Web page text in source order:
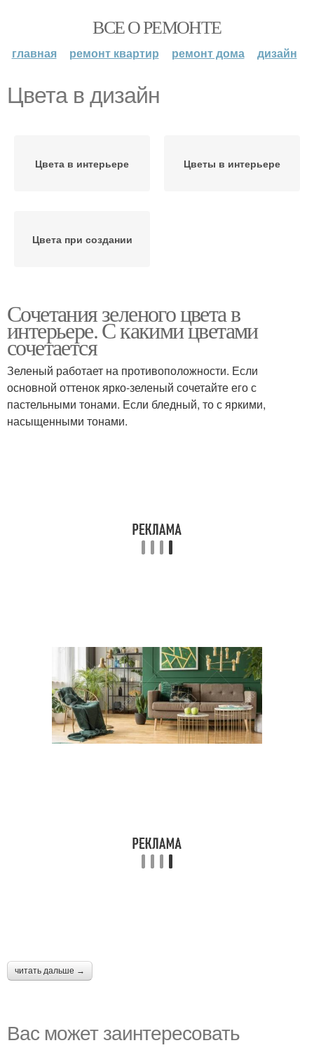
ВСЕ О РЕМОНТЕ
главная ремонт квартир ремонт дома дизайн
Цвета в дизайн
Цвета в интерьере Цветы в интерьере
Цвета при создании
Сочетания зеленого цвета в
интерьере. С какими цветами
сочетается
Зеленый работает на противоположности. Если
основной оттенок ярко-зеленый сочетайте его с
пастельными тонами. Если бледный, то с яркими,
насыщенными тонами.
читать дальше →
Вас может заинтересовать